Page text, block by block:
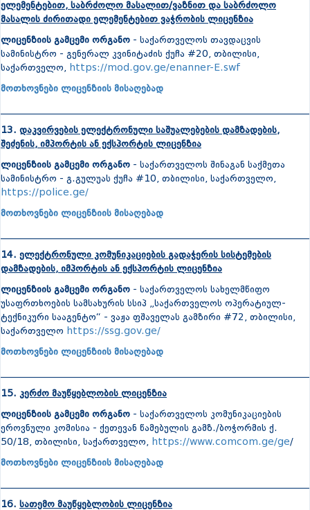
ელემენტებით, საბრძოლო მასალით/ვაზნით და საბრძოლო
მასალის ძირითადი ელემენტებით ვაჭრობის ლიცენზია
ლიცენზიის გამცემი ორგანო - საქართველოს თავდაცვის
სამინისტრო - გენერალ კვინიტაძის ქუჩა #20, თბილისი,
საქართველო, https://mod.gov.ge/enanner-E.swf
მოთხოვნები ლიცენზიის მისაღებად
13. დაკვირვების ელექტრონული საშუალებების დამზადების,
შეძენის, იმპორტის ან ექსპორტის ლიცენზია
ლიცენზიის გამცემი ორგანო - საქართველოს შინაგან საქმეთა
სამინისტრო - გ.გულუას ქუჩა #10, თბილისი, საქართველო,
https://police.ge/
მოთხოვნები ლიცენზიის მისაღებად
14. ელექტრონული კომუნიკაციების გადაჭერის სისტემების
დამზადების, იმპორტის ან ექსპორტის ლიცენზია
ლიცენზიის გამცემი ორგანო - საქართველოს სახელმწიფო
უსაფრთხოების სამსახურის სსიპ „საქართველოს ოპერატიულ-
ტექნიკური სააგენტო“ - ვაჟა ფშაველას გამზირი #72, თბილისი,
საქართველო https://ssg.gov.ge/
მოთხოვნები ლიცენზიის მისაღებად
15. კერძო მაუწყებლობის ლიცენზია
ლიცენზიის გამცემი ორგანო - საქართველოს კომუნიკაციების
ეროვნული კომისია - ქეთევან წამებულის გამზ./ბოჭორმის ქ.
50/18, თბილისი, საქართველო, https://www.comcom.ge/ge/
მოთხოვნები ლიცენზიის მისაღებად
16. სათემო მაუწყებლობის ლიცენზია